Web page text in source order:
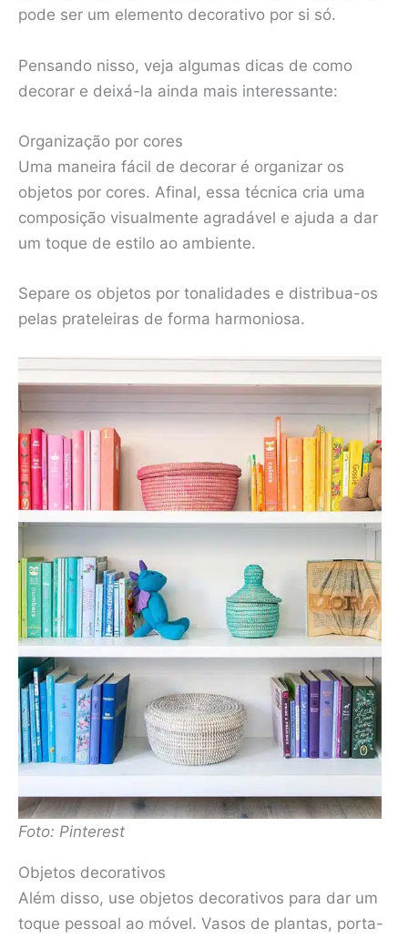
pode ser um elemento decorativo por si só.
Pensando nisso, veja algumas dicas de como
decorar e deixá-la ainda mais interessante:
Organização por cores
Uma maneira fácil de decorar é organizar os
objetos por cores. Afinal, essa técnica cria uma
composição visualmente agradável e ajuda a dar
um toque de estilo ao ambiente.
Separe os objetos por tonalidades e distribua-os
pelas prateleiras de forma harmoniosa.
Foto: Pinterest
Objetos decorativos
Além disso, use objetos decorativos para dar um
toque pessoal ao móvel. Vasos de plantas, porta-